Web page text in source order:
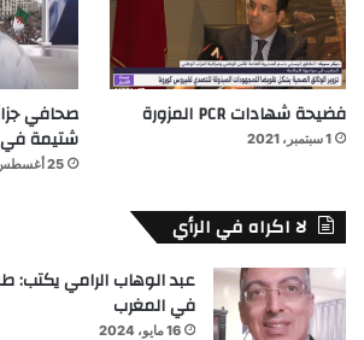
فضيحة شهادات PCR المزورة
1 سبتمبر، 2021
صحافي
شتيمة
25 أغسطس، 2021
لا اكراه في الرأي
عبد الوهاب الرامي يكتب:
في المغرب
16 مايو، 2024